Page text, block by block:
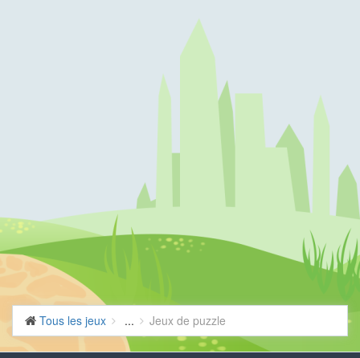
Tous les jeux ... Jeux de puzzle